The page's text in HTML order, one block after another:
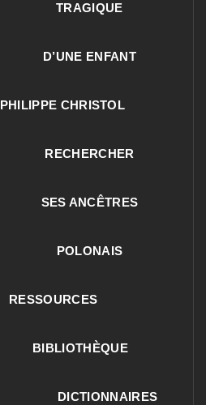
TRAGIQUE
D’UNE ENFANT
PHILIPPE CHRISTOL
RECHERCHER
SES ANCÊTRES
POLONAIS
RESSOURCES
BIBLIOTHÈQUE
DICTIONNAIRES